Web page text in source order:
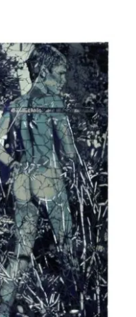
Thierry – Je me
inquiet